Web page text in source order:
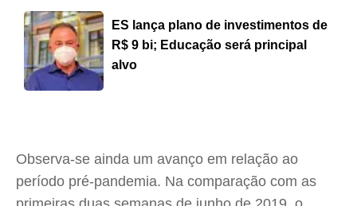
ES lança plano de investimentos de
R$ 9 bi; Educação será principal
alvo
Observa-se ainda um avanço em relação ao
período pré-pandemia. Na comparação com as